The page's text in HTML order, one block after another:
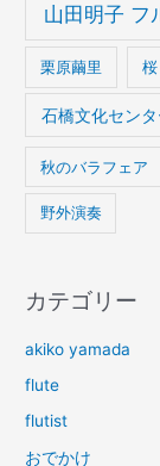
山田明子 フ
栗原繭里 桜
石橋文化センタ
秋のバラフェア
野外演奏
カテゴリー
akiko yamada
flute
flutist
おでかけ